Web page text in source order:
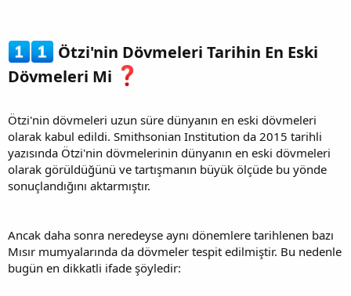
Ötzi'nin Dövmeleri Tarihin En Eski
Dövmeleri Mi
Ötzi'nin dövmeleri uzun süre dünyanın en eski dövmeleri
olarak kabul edildi. Smithsonian Institution da 2015 tarihli
yazısında Ötzi'nin dövmelerinin dünyanın en eski dövmeleri
olarak görüldüğünü ve tartışmanın büyük ölçüde bu yönde
sonuçlandığını aktarmıştır.
Ancak daha sonra neredeyse aynı dönemlere tarihlenen bazı
Mısır mumyalarında da dövmeler tespit edilmiştir. Bu nedenle
bugün en dikkatli ifade şöyledir: